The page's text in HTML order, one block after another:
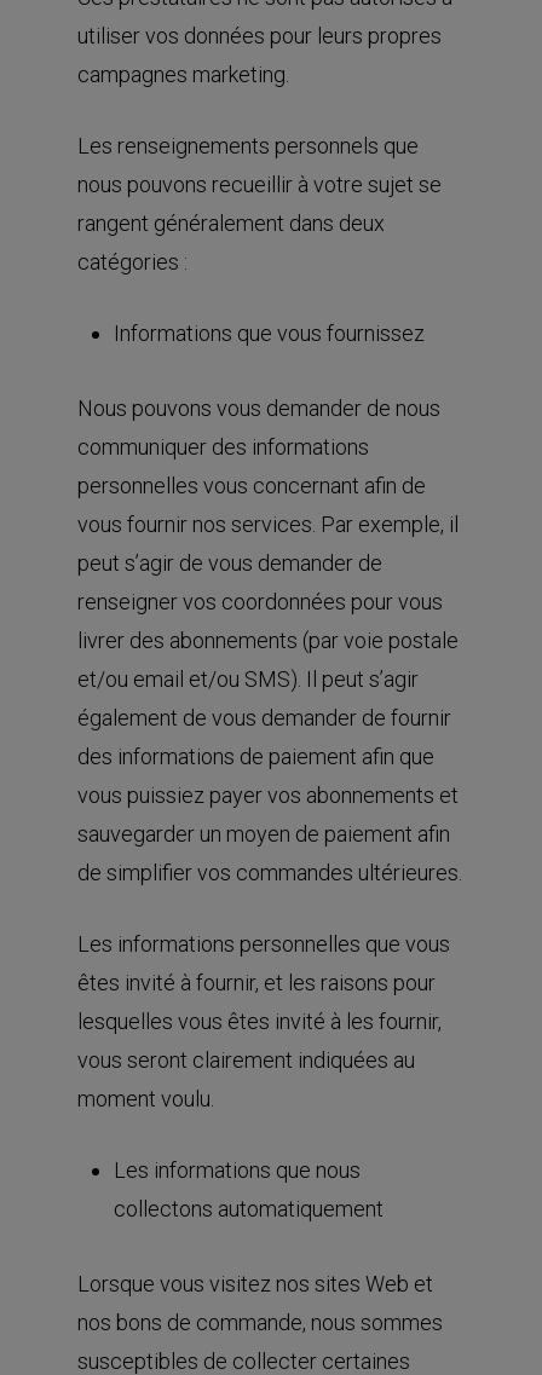
utiliser vos données pour leurs propres
campagnes marketing.
Les renseignements personnels que
nous pouvons recueillir à votre sujet se
rangent généralement dans deux
catégories :
Informations que vous fournissez
Nous pouvons vous demander de nous
communiquer des informations
personnelles vous concernant afin de
vous fournir nos services. Par exemple, il
peut s’agir de vous demander de
renseigner vos coordonnées pour vous
livrer des abonnements (par voie postale
et/ou email et/ou SMS). Il peut s’agir
également de vous demander de fournir
des informations de paiement afin que
vous puissiez payer vos abonnements et
sauvegarder un moyen de paiement afin
de simplifier vos commandes ultérieures.
Les informations personnelles que vous
êtes invité à fournir, et les raisons pour
lesquelles vous êtes invité à les fournir,
vous seront clairement indiquées au
moment voulu.
Les informations que nous
collectons automatiquement
Lorsque vous visitez nos sites Web et
nos bons de commande, nous sommes
susceptibles de collecter certaines